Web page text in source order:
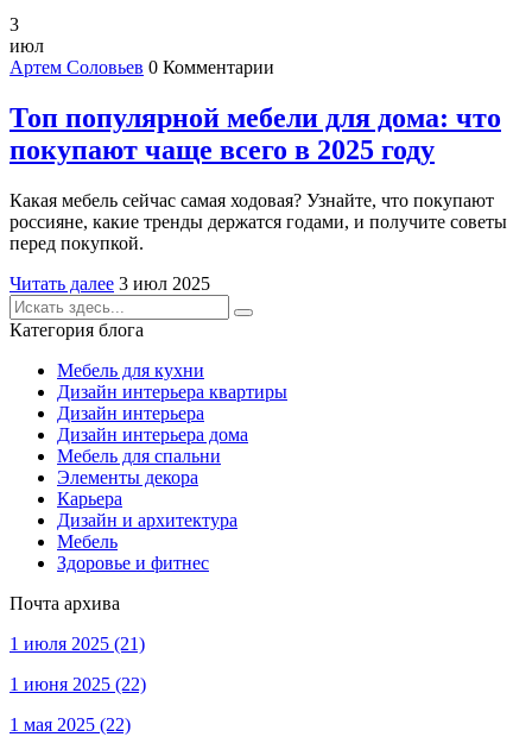
3
июл
Артем Соловьев 0 Комментарии
Топ популярной мебели для дома: что
покупают чаще всего в 2025 году
Какая мебель сейчас самая ходовая? Узнайте, что покупают
россияне, какие тренды держатся годами, и получите советы
перед покупкой.
Читать далее 3 июл 2025
Категория блога
Мебель для кухни
Дизайн интерьера квартиры
Дизайн интерьера
Дизайн интерьера дома
Мебель для спальни
Элементы декора
Карьера
Дизайн и архитектура
Мебель
Здоровье и фитнес
Почта архива
1 июля 2025 (21)
1 июня 2025 (22)
1 мая 2025 (22)